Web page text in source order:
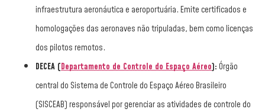
infraestrutura aeronáutica e aeroportuária. Emite certificados e
homologações das aeronaves não tripuladas, bem como licenças
dos pilotos remotos.
DECEA (Departamento de Controle do Espaço Aéreo):Órgão
central do Sistema de Controle do Espaço Aéreo Brasileiro
(SISCEAB) responsável por gerenciar as atividades de controle do